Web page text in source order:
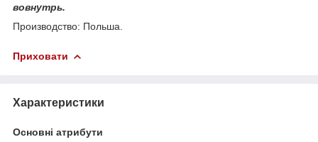
вовнутрь.
Производство: Польша.
Приховати
Характеристики
Основні атрибути